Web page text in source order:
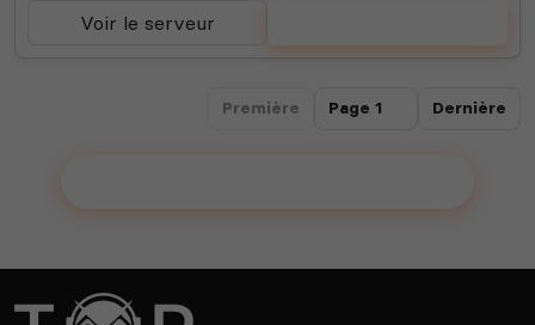
Voir le serveur
Première Dernière